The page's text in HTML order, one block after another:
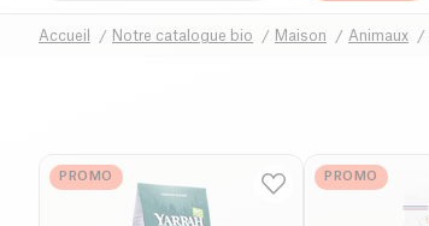
Accueil Notre catalogue bio Maison Animaux
PROMO PROMO